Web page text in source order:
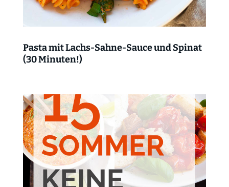
Pasta mit Lachs-Sahne-Sauce und Spinat
(30 Minuten!)